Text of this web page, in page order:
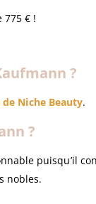
€ !
?
Niche Beauty.
?
puisqu’il
nobles.